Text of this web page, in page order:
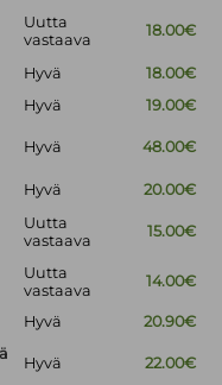
Uutta
vastaava
18.00€
Hyvä
18.00€
Hyvä
19.00€
Hyvä 48.00€
Hyvä
20.00€
Uutta
vastaava
15.00€
Uutta
vastaava
14.00€
Hyvä
20.90€
Hyvä 22.00€